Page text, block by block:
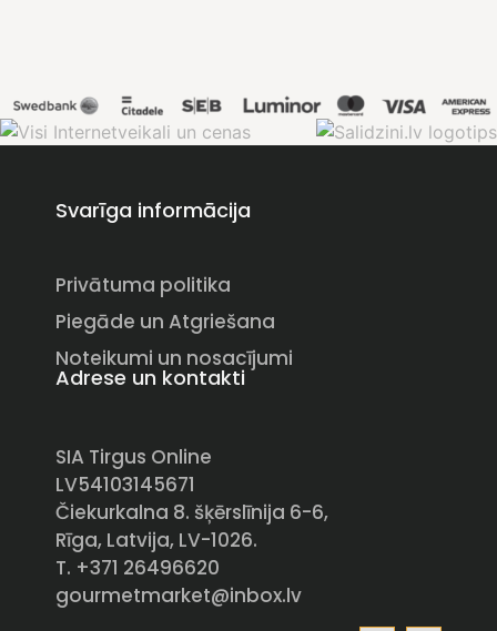
Svarīga informācija
Privātuma politika
Piegāde un Atgriešana
Noteikumi un nosacījumi
Adrese un kontakti
SIA Tirgus Online
LV54103145671
Čiekurkalna 8. šķērslīnija 6-6,
Rīga, Latvija, LV-1026.
T. +371 26496620
gourmetmarket@inbox.lv